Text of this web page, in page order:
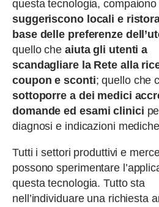
questa tecnologia,
suggeriscono locali e
base delle preferenze
quello che aiuta gli utenti a
scandagliare la Rete alla
coupon e sconti; quello che
sottoporre a dei medici
domande ed esami clinici
diagnosi e indicazioni
Tutti i settori produttivi e
possono sperimentare
questa tecnologia. Tutto sta
nell’individuare una richiesta